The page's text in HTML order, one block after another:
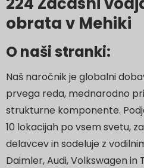
obrata v Mehiki
O naši stranki:
Naš naročnik je globalni
prvega reda, mednarodno
strukturne komponente.
10 lokacijah po vsem svetu,
delavcev in sodeluje z
Daimler, Audi, Volkswagen in